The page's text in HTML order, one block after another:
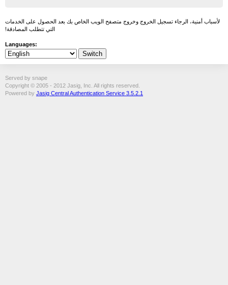
لأسباب أمنية، الرجاء تسجيل الخروج وخروج متصفح الويب الخاص بك بعد الحصول على الخدمات
التي تتطلب المصادقة!
Languages:
Served by snape
Copyright © 2005 - 2012 Jasig, Inc. All rights reserved.
Powered by Jasig Central Authentication Service 3.5.2.1